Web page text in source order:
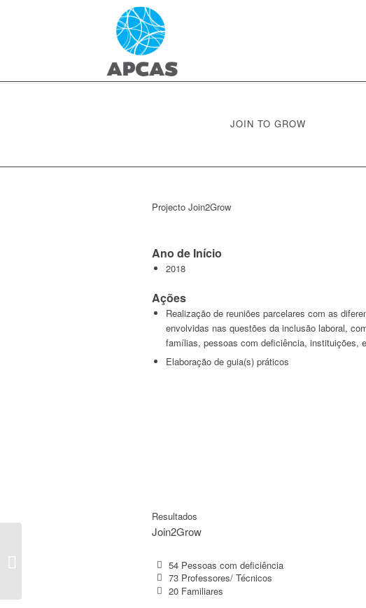
JOIN TO GROW
Projecto Join2Grow
Ano de Início
2018
Ações
Realização de reuniões parcelares com as
envolvidas nas questões da inclusão laboral,
famílias, pessoas com deficiência, instituições,
Elaboração de guia(s) práticos
Resultados
Join2Grow
54 Pessoas com deficiência
73 Professores/ Técnicos
20 Familiares